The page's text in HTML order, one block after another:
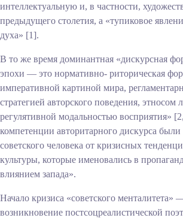
интеллектуальную и, в частности,
предыдущего столетия, а «тупиковое
духа» [1].
В то же время доминантная «дискурсная
эпохи — это нормативно- риторическая
императивной картиной мира,
стратегией авторского поведения, этносом
регулятивной модальностью восприятия»
компетенции авторитарного дискурса
советского человека от кризисных
культуры, которые именовались в
влиянием запада».
Начало кризиса «советского
возникновение постсоцреалистической